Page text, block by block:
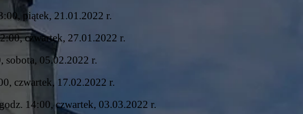
piątek, 21.01.2022 r.
czwartek, 27.01.2022 r.
sobota, 05.02.2022 r.
czwartek, 17.02.2022 r.
14:00, czwartek, 03.03.2022 r.